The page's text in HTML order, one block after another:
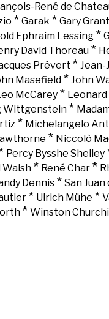
René de
* Garak * Gary Grant
Ephraim Lessing *
David Thoreau*
Prévert * Jean-
Masefield* John
McCarey*
Wittgenstein*
* Michelangelo
* Niccolò
Percy Bysshe Shelley
Walsh* René Char*
Dennis* San Juan
* Ulrich Mühe *
* Winston Churchill